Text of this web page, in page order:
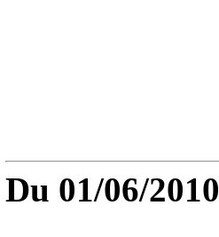
Du 01/06/2010